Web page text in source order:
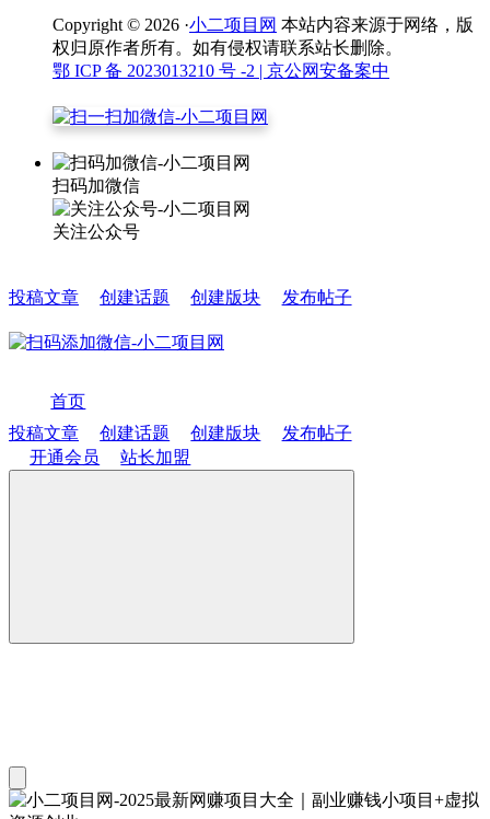
Copyright © 2026 ·小二项目网 本站内容来源于网络，版
权归原作者所有。如有侵权请联系站长删除。
鄂 ICP 备 2023013210 号 -2 | 京公网安备案中
扫码加微信
关注公众号
投稿文章 创建话题 创建版块 发布帖子
首页
投稿文章
创建话题 创建版块
发布帖子
开通会员
站长加盟